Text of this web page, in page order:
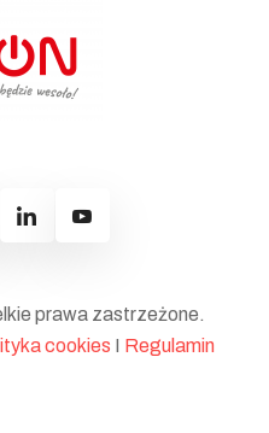
prawa zastrzeżone.
cookies I Regulamin